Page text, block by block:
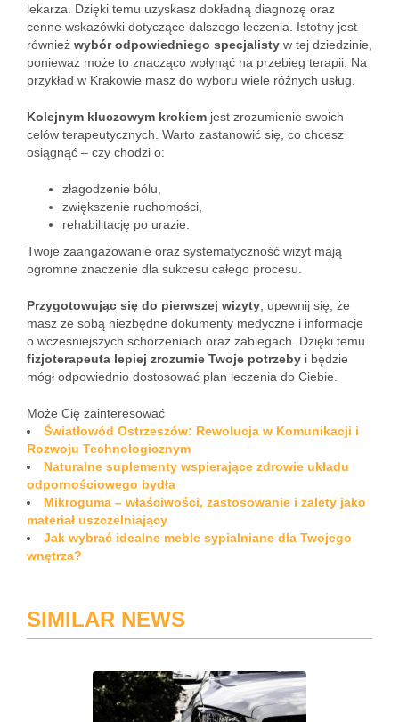
lekarza. Dzięki temu uzyskasz dokładną diagnozę oraz
cenne wskazówki dotyczące dalszego leczenia. Istotny jest
również wybór odpowiedniego specjalisty w tej dziedzinie,
ponieważ może to znacząco wpłynąć na przebieg terapii. Na
przykład w Krakowie masz do wyboru wiele różnych usług.
Kolejnym kluczowym krokiem jest zrozumienie swoich
celów terapeutycznych. Warto zastanowić się, co chcesz
osiągnąć – czy chodzi o:
złagodzenie bólu,
zwiększenie ruchomości,
rehabilitację po urazie.
Twoje zaangażowanie oraz systematyczność wizyt mają
ogromne znaczenie dla sukcesu całego procesu.
Przygotowując się do pierwszej wizyty , upewnij się, że
masz ze sobą niezbędne dokumenty medyczne i informacje
o wcześniejszych schorzeniach oraz zabiegach. Dzięki temu
fizjoterapeuta lepiej zrozumie Twoje potrzeby i będzie
mógł odpowiednio dostosować plan leczenia do Ciebie.
Może Cię zainteresować
Światłowód Ostrzeszów: Rewolucja w Komunikacji i
Rozwoju Technologicznym
Naturalne suplementy wspierające zdrowie układu
odpornościowego bydła
Mikroguma – właściwości, zastosowanie i zalety jako
materiał uszczelniający
Jak wybrać idealne meble sypialniane dla Twojego
wnętrza?
SIMILAR NEWS